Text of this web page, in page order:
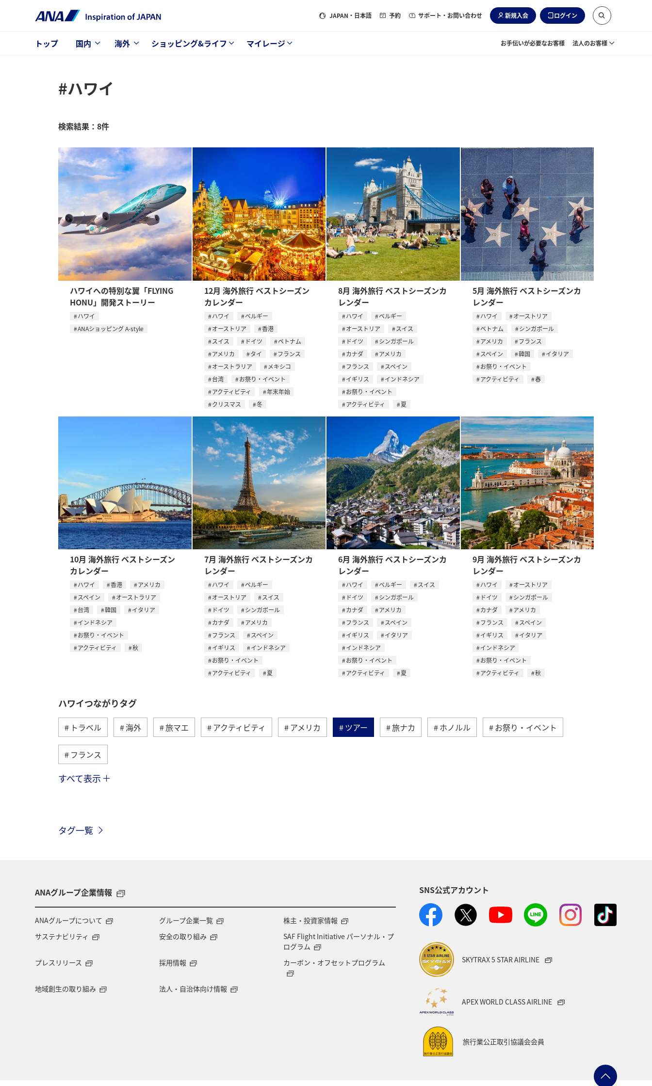
JAPAN ・日本語 予約 サポート・お問い合わせ 新規入会 ログイン
トップ 国内 海外 ショッピング&ライフ マイレージ お手伝いが必要なお客様 法人のお客様
#ハワイ
検索結果：8件
ハワイへの特別な翼「FLYING
HONU」開発ストーリー
ハワイ
ANAショッピング A-style
12月 海外旅行 ベストシーズン
カレンダー
ハワイ
ベルギー
オーストリア
香港
スイス
ドイツ
ベトナム
アメリカ
タイ
フランス
オーストラリア
メキシコ
台湾
お祭り・イベント
アクティビティ
年末年始
クリスマス
冬
8月 海外旅行 ベストシーズンカ
レンダー
ハワイ
ベルギー
オーストリア
スイス
ドイツ
シンガポール
カナダ
アメリカ
フランス
スペイン
イギリス
インドネシア
お祭り・イベント
アクティビティ
夏
5月 海外旅行 ベストシーズンカ
レンダー
ハワイ
オーストリア
ベトナム
シンガポール
アメリカ
フランス
スペイン
韓国
イタリア
お祭り・イベント
アクティビティ
春
10月 海外旅行 ベストシーズン
カレンダー
ハワイ 香港
アメリカ
スペイン
オーストラリア
台湾
韓国
イタリア
インドネシア
お祭り・イベント
アクティビティ
秋
7月 海外旅行 ベストシーズンカ
レンダー
ハワイ
ベルギー
オーストリア
スイス
ドイツ
シンガポール
カナダ
アメリカ
フランス
スペイン
イギリス
インドネシア
お祭り・イベント
アクティビティ
夏
6月 海外旅行 ベストシーズンカ
レンダー
ハワイ ベルギー
スイス
ドイツ
シンガポール
カナダ
アメリカ
フランス
スペイン
イギリス
イタリア
インドネシア
お祭り・イベント
アクティビティ
夏
9月 海外旅行 ベストシーズンカ
レンダー
ハワイ
オーストリア
ドイツ
シンガポール
カナダ
アメリカ
フランス
スペイン
イギリス
イタリア
インドネシア
お祭り・イベント
アクティビティ
秋
ハワイつながりタグ
トラベル 海外 旅マエ アクティビティ アメリカ ツアー 旅ナカ ホノルル お祭り・イベント
フランス
スペイン
自然・植物
台北 シドニー 年末年始 タイ クリスマス
すべて表示
タグ一覧
ANAグループ企業情報
ANAグループについて グループ企業一覧
株主・投資家情報
サステナビリティ
安全の取り組み
SAF Flight Initiative パーソナル・プ
ログラム
プレスリリース
採用情報 カーボン・オフセットプログラム
地域創生の取り組み 法人・自治体向け情報
SNS公式アカウント
SKYTRAX 5 STAR AIRLINE
APEX WORLD CLASS AIRLINE
旅行業公正取引協議会会員